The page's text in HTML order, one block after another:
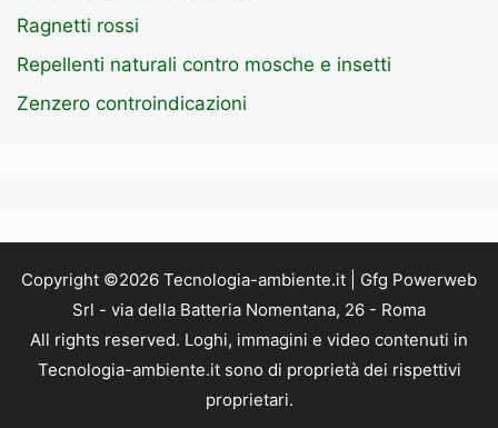
Ragnetti rossi
Repellenti naturali contro mosche e insetti
Zenzero controindicazioni
Copyright ©2026 Tecnologia-ambiente.it | Gfg Powerweb
Srl - via della Batteria Nomentana, 26 - Roma
All rights reserved. Loghi, immagini e video contenuti in
Tecnologia-ambiente.it sono di proprietà dei rispettivi
proprietari.